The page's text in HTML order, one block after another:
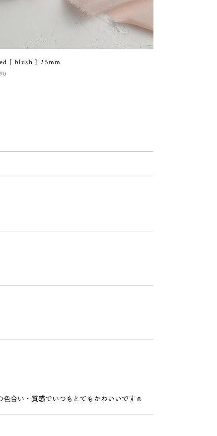
[ blush ] 25mm
色合い・質感でいつもとてもかわいいです☺️